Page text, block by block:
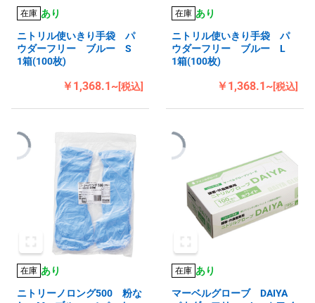
在庫 あり
ニトリル使いきり手袋 パ
ウダーフリー ブルー S
1箱(100枚)
￥1,368.1~[税込]
在庫 あり
ニトリル使いきり手袋 パ
ウダーフリー ブルー L
1箱(100枚)
￥1,368.1~[税込]
在庫 あり
ニトリーノロング500 粉な
在庫 あり
マーベルグローブ DAIYA